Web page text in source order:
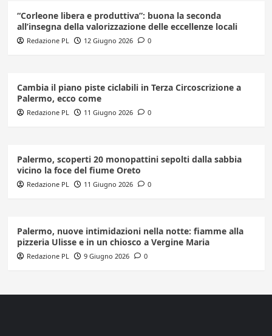
“Corleone libera e produttiva”: buona la seconda
all’insegna della valorizzazione delle eccellenze locali
Redazione PL 12 Giugno 2026 0
Cambia il piano piste ciclabili in Terza Circoscrizione a
Palermo, ecco come
Redazione PL 11 Giugno 2026 0
Palermo, scoperti 20 monopattini sepolti dalla sabbia
vicino la foce del fiume Oreto
Redazione PL 11 Giugno 2026 0
Palermo, nuove intimidazioni nella notte: fiamme alla
pizzeria Ulisse e in un chiosco a Vergine Maria
Redazione PL 9 Giugno 2026 0